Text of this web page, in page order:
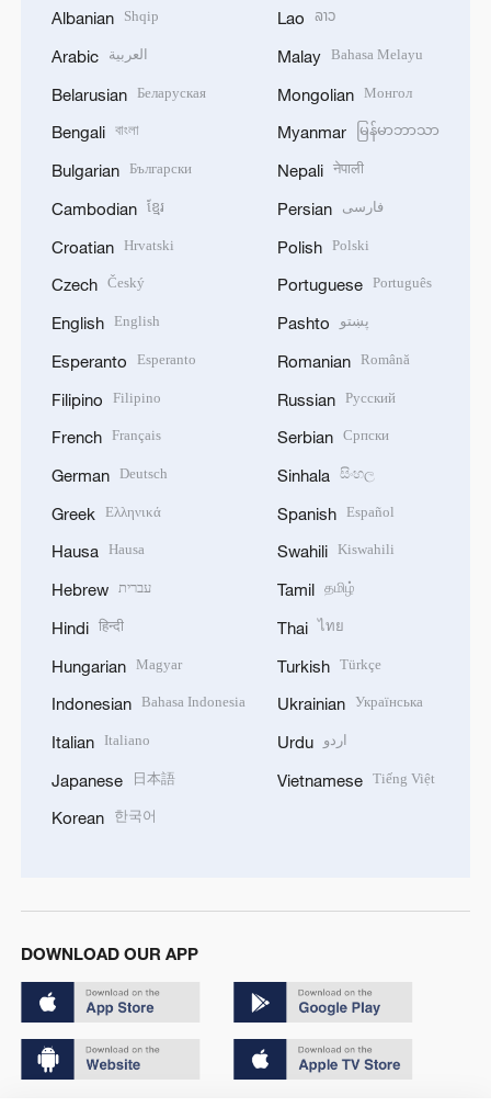
Albanian Shqip
Arabic العربية
Belarusian Беларуская
Bengali বাংলা
Bulgarian Български
Cambodian ខ្មែរ
Croatian Hrvatski
Czech Český
English English
Esperanto Esperanto
Filipino Filipino
French Français
German Deutsch
Greek Ελληνικά
Hausa Hausa
Hebrew עברית
Hindi हिन्दी
Hungarian Magyar
Indonesian Bahasa Indonesia
Italian Italiano
Japanese 日本語
Korean 한국어
Lao ລາວ
Malay Bahasa Melayu
Mongolian Монгол
Myanmar မြန်မာဘာသာ
Nepali नेपाली
Persian فارسی
Polish Polski
Portuguese Português
Pashto پښتو
Romanian Română
Russian Русский
Serbian Српски
Sinhala සිංහල
Spanish Español
Swahili Kiswahili
Tamil தமிழ்
Thai ไทย
Turkish Türkçe
Ukrainian Українська
Urdu اردو
Vietnamese Tiếng Việt
DOWNLOAD OUR APP